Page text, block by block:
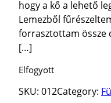
hogy a kő a lehető
Lemezből
forrasztottam össze
[…]
Elfogyott
SKU: 012Category: